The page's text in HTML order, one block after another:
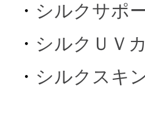
・ シルクサポ
・ シルクＵＶ
・ シルクスキ